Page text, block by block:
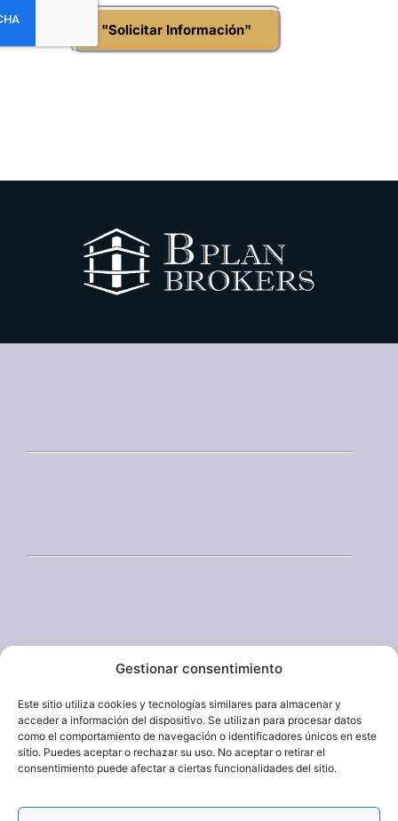
Gestionar consentimiento
Este sitio utiliza cookies y tecnologías similares para almacenar y
acceder a información del dispositivo. Se utilizan para procesar datos
como el comportamiento de navegación o identificadores únicos en este
sitio. Puedes aceptar o rechazar su uso. No aceptar o retirar el
consentimiento puede afectar a ciertas funcionalidades del sitio.
"Solicitar Información"
axarquia@bplanbrokers.com
San Andres, 28, 29740 Torre del Mar
+34 951 130 574